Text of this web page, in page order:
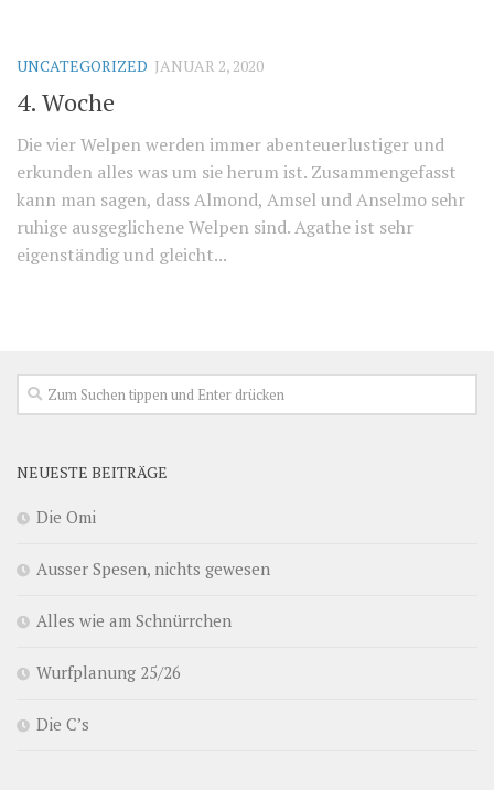
UNCATEGORIZED JANUAR 2, 2020
4. Woche
Die vier Welpen werden immer abenteuerlustiger und
erkunden alles was um sie herum ist. Zusammengefasst
kann man sagen, dass Almond, Amsel und Anselmo sehr
ruhige ausgeglichene Welpen sind. Agathe ist sehr
eigenständig und gleicht...
NEUESTE BEITRÄGE
Die Omi
Ausser Spesen, nichts gewesen
Alles wie am Schnürrchen
Wurfplanung 25/26
Die C’s